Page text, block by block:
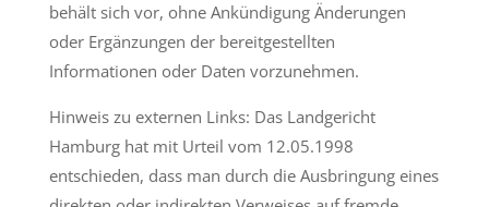
behält sich vor, ohne Ankündigung Änderungen
oder Ergänzungen der bereitgestellten
Informationen oder Daten vorzunehmen.
Hinweis zu externen Links: Das Landgericht
Hamburg hat mit Urteil vom 12.05.1998
entschieden, dass man durch die Ausbringung eines